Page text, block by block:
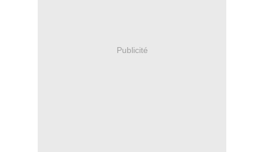
Publicité